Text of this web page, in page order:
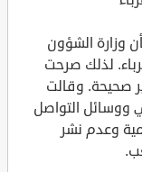
وزارة الشؤون
لذلك صرحت
صحيحة. وقالت
ووسائل التواصل
وعدم نشر